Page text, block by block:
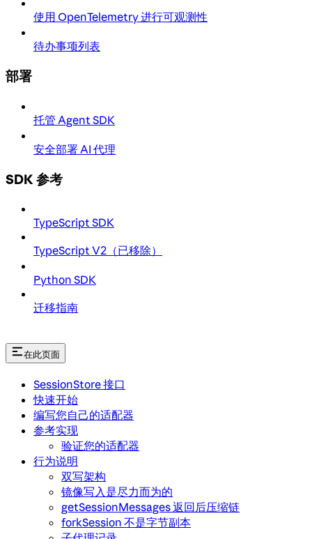
使用 OpenTelemetry 进行可观测性
待办事项列表
部署
托管 Agent SDK
安全部署 AI 代理
SDK 参考
TypeScript SDK
TypeScript V2（已移除）
Python SDK
迁移指南
在此页面
SessionStore 接口
快速开始
编写您自己的适配器
参考实现
验证您的适配器
行为说明
双写架构
镜像写入是尽力而为的
getSessionMessages 返回后压缩链
forkSession 不是字节副本